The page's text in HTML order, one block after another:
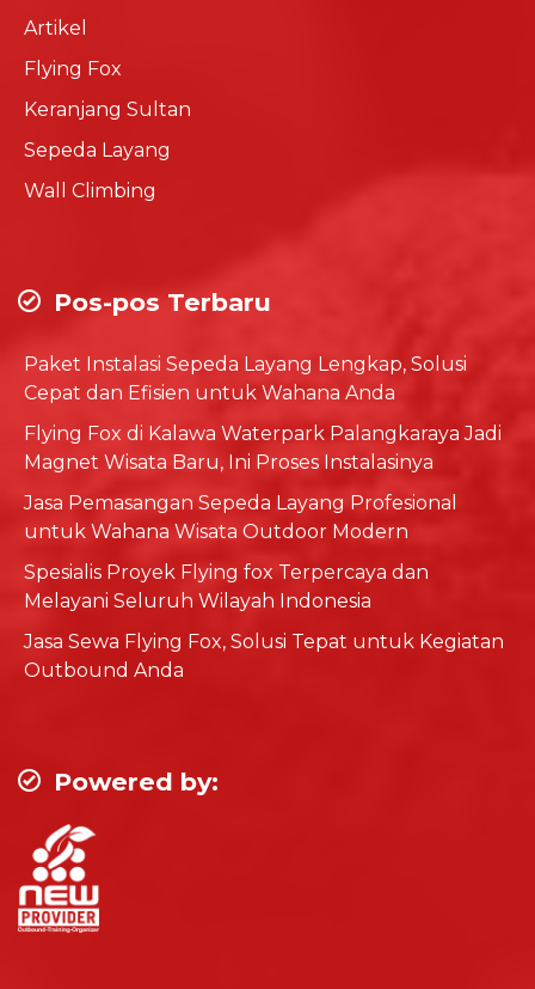
Artikel
Flying Fox
Keranjang Sultan
Sepeda Layang
Wall Climbing
Pos-pos Terbaru
Paket Instalasi Sepeda Layang Lengkap, Solusi
Cepat dan Efisien untuk Wahana Anda
Flying Fox di Kalawa Waterpark Palangkaraya Jadi
Magnet Wisata Baru, Ini Proses Instalasinya
Jasa Pemasangan Sepeda Layang Profesional
untuk Wahana Wisata Outdoor Modern
Spesialis Proyek Flying fox Terpercaya dan
Melayani Seluruh Wilayah Indonesia
Jasa Sewa Flying Fox, Solusi Tepat untuk Kegiatan
Outbound Anda
Powered by: